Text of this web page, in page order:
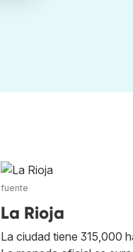
fuente
La Rioja
La ciudad tiene 315,000